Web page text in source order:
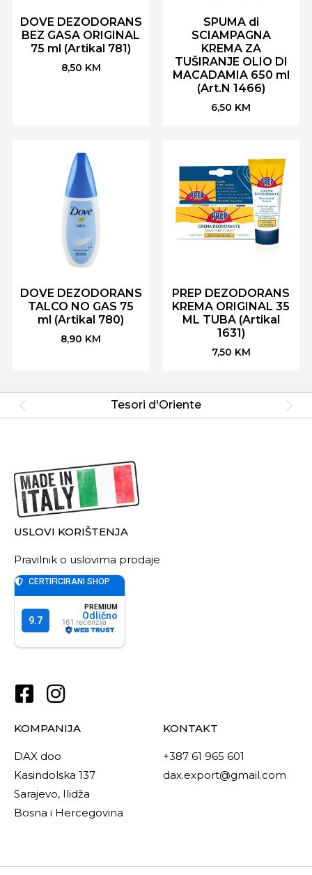
DOVE DEZODORANS
BEZ GASA ORIGINAL
75 ml (Artikal 781)
8,50 KM
SPUMA di
SCIAMPAGNA
KREMA ZA
TUŠIRANJE OLIO DI
MACADAMIA 650 ml
(Art.N 1466)
6,50 KM
DOVE DEZODORANS
TALCO NO GAS 75
ml (Artikal 780)
8,90 KM
PREP DEZODORANS
KREMA ORIGINAL 35
ML TUBA (Artikal
1631)
7,50 KM
Tesori d'Oriente
USLOVI KORIŠTENJA
Pravilnik o uslovima prodaje
KOMPANIJA
DAX doo
Kasindolska 137
Sarajevo, Ilidža
Bosna i Hercegovina
KONTAKT
+387 61 965 601
dax.export@gmail.com